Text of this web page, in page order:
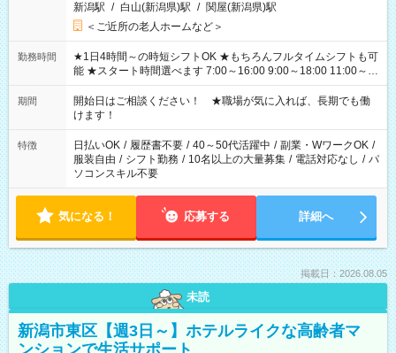
新潟駅 / 白山(新潟県)駅 / 関屋(新潟県)駅
＜ご近所の老人ホームなど＞
勤務時間
★1日4時間～の時短シフトOK ★もちろんフルタイムシフトも可
能 ★スタート時間選べます 7:00～16:00 9:00～18:00 11:00～
20:00 など 残業なし！ ※Wワークの場合、他のお仕事と合わせ
週40時間超の就業はご案内できません ※法令に基づき、週20時
間以上勤務は社会保険への加入対象となります ※労働者派遣法
（日雇い派遣の原則禁止）により、短時間・短期間の就業はご
案内が難しい場合があります
期間
開始日はご相談ください！ ★職場が気に入れば、長期でも働
けます！
特徴 日払いOK / 履歴書不要 / 40～50代活躍中 / 副業・WワークOK /
服装自由 / シフト勤務 / 10名以上の大量募集 / 電話対応なし / パ
ソコンスキル不要
気になる！ 応募する 詳細へ
掲載日：2026.08.05
未読
新潟市東区【週3日～】ホテルライクな高齢者マ
ンションで生活サポート